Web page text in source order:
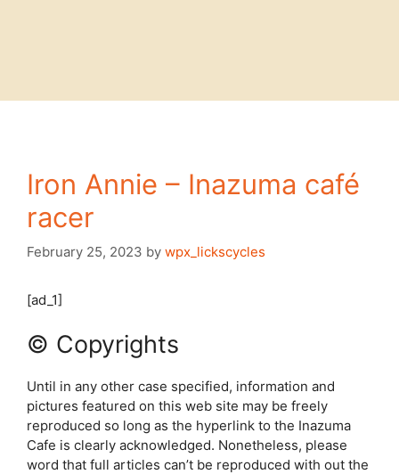
Iron Annie – Inazuma café
racer
February 25, 2023 by wpx_lickscycles
[ad_1]
© Copyrights
Until in any other case specified, information and
pictures featured on this web site may be freely
reproduced so long as the hyperlink to the Inazuma
Cafe is clearly acknowledged. Nonetheless, please
word that full articles can’t be reproduced with out the